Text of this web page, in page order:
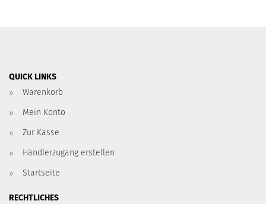
QUICK LINKS
Warenkorb
Mein Konto
Zur Kasse
Händlerzugang erstellen
Startseite
RECHTLICHES